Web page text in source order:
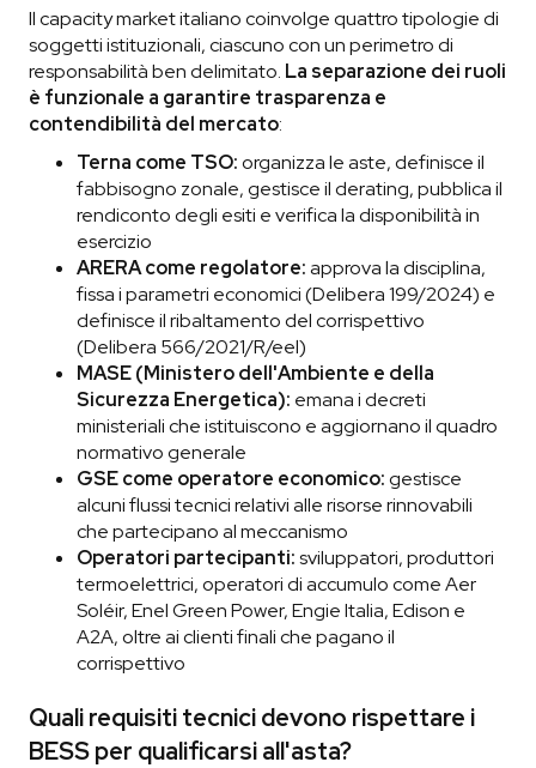
Il capacity market italiano coinvolge quattro tipologie di
soggetti istituzionali, ciascuno con un perimetro di
responsabilità ben delimitato. La separazione dei ruoli
è funzionale a garantire trasparenza e
contendibilità del mercato:
Terna come TSO:organizza le aste, definisce il
fabbisogno zonale, gestisce il derating, pubblica il
rendiconto degli esiti e verifica la disponibilità in
esercizio
ARERA come regolatore:approva la disciplina,
fissa i parametri economici (Delibera 199/2024) e
definisce il ribaltamento del corrispettivo
(Delibera 566/2021/R/eel)
MASE (Ministero dell'Ambiente e della
Sicurezza Energetica): emana i decreti
ministeriali che istituiscono e aggiornano il quadro
normativo generale
GSE come operatore economico:gestisce
alcuni flussi tecnici relativi alle risorse rinnovabili
che partecipano al meccanismo
Operatori partecipanti:sviluppatori, produttori
termoelettrici, operatori di accumulo come Aer
Soléir, Enel Green Power, Engie Italia, Edison e
A2A, oltre ai clienti finali che pagano il
corrispettivo
Quali requisiti tecnici devono rispettare i
BESS per qualificarsi all'asta?